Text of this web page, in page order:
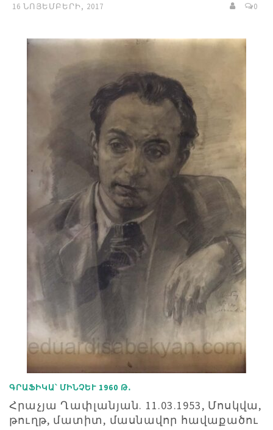
16 ՆՈՅԵՄԲԵՐԻ, 2017 0
ԳՐԱՖԻԿԱ՝ ՄԻՆՉԵՒ 1960 Թ․
Հրաչյա Ղափլանյան. 11.03.1953, Մոսկվա,
թուղթ, մատիտ, մասնավոր հավաքածու